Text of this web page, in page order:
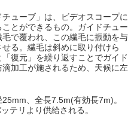
ューブ」は、ビデオスコープに
とができるもの。ガイドチュー
で覆われ、この繊毛に振動を与
る。繊毛は斜めに取り付けら
復元」を繰り返すことでガイド
加工が施されるため、天候に左
、全長7.5m(有効長7m)。
テリより供給される。